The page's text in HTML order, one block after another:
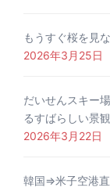
もうすぐ桜を見
2026年3月25日
だいせんスキー
るすばらしい景
2026年3月22日
韓国⇒米子空港